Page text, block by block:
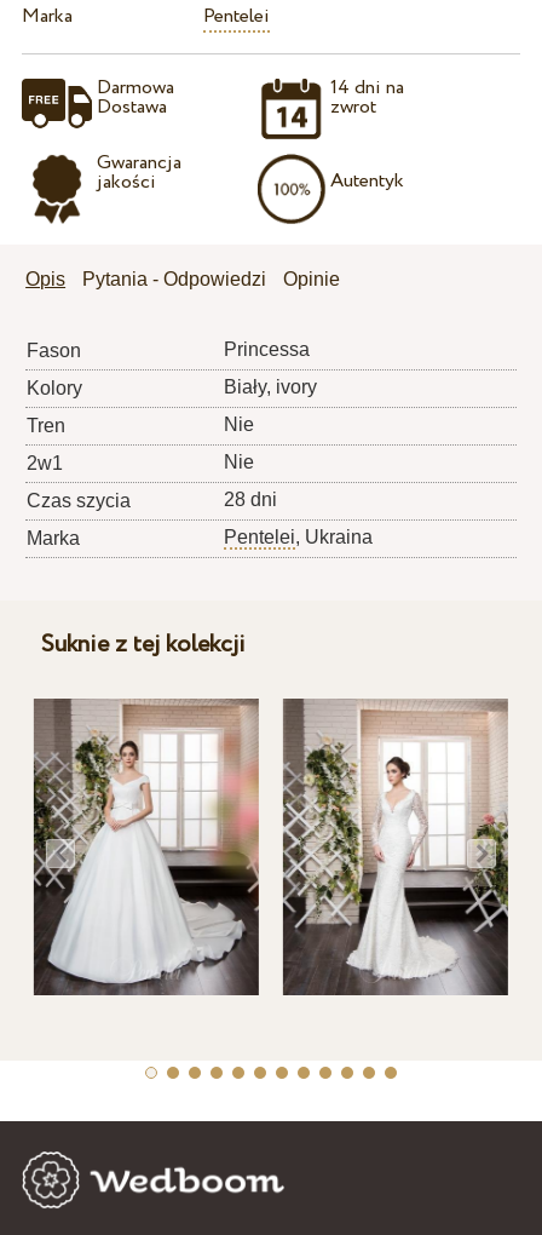
Marka
Pentelei
Darmowa
Dostawa
Gwarancja
jakości
14 dni na
zwrot
Autentyk
Opis Pytania - Odpowiedzi Opinie
Fason
Princessa
Kolory
Biały, ivory
Tren
Nie
2w1
Nie
Czas szycia
28 dni
Marka
Pentelei, Ukraina
Suknie z tej kolekcji